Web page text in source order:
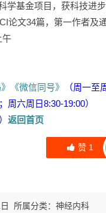
学基金项目，获科技进
论文34篇，第一作者及
午
《微信同号》
（周一至
周六周日8:30-19:00）
返回首页
赞 1
所属分类： 神经内科